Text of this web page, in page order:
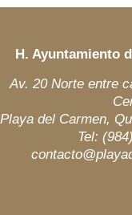
H. Ayuntamiento
Av. 20 Norte entre
Playa del Carmen,
Tel: (984)